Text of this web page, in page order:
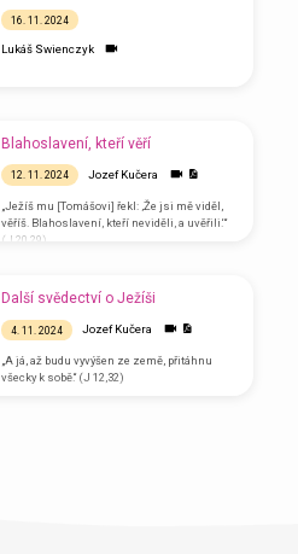
16. 11. 2024
Lukáš Swienczyk
Blahoslavení, kteří věří
12. 11. 2024 Jozef Kučera
„Ježíš mu [Tomášovi] řekl: ‚Že jsi mě viděl,
věříš. Blahoslavení, kteří neviděli, a uvěřili.‘“
(J 20,29)
Další svědectví o Ježíši
4. 11. 2024 Jozef Kučera
„A já, až budu vyvýšen ze země, přitáhnu
všecky k sobě.“ (J 12,32)